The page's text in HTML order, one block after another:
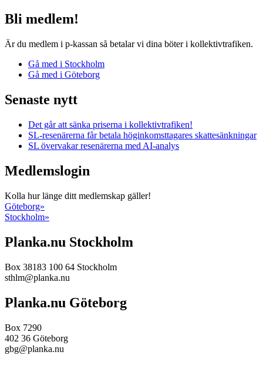
Bli medlem!
Är du medlem i p-kassan så betalar vi dina böter i kollektiv­trafiken.
Gå med i Stockholm
Gå med i Göteborg
Senaste nytt
Det går att sänka priserna i kollektivtrafiken!
SL-resenärerna får betala höginkomsttagares skattesänkningar
SL övervakar resenärerna med AI-analys
Medlemslogin
Kolla hur länge ditt medlemskap gäller!
Göteborg»
Stockholm»
Planka.nu Stockholm
Box 38183 100 64 Stockholm
sthlm@planka.nu
Planka.nu Göteborg
Box 7290
402 36 Göteborg
gbg@planka.nu